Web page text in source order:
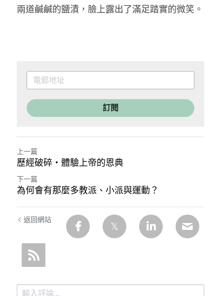
兩道鹹鹹的鹽漬，臉上露出了滿足踏實的微笑。
訂閱
上一篇
歷經破碎‧體驗上帝的恩典
下一篇
為何會有那麼多教派、小派與運動？
返回網站